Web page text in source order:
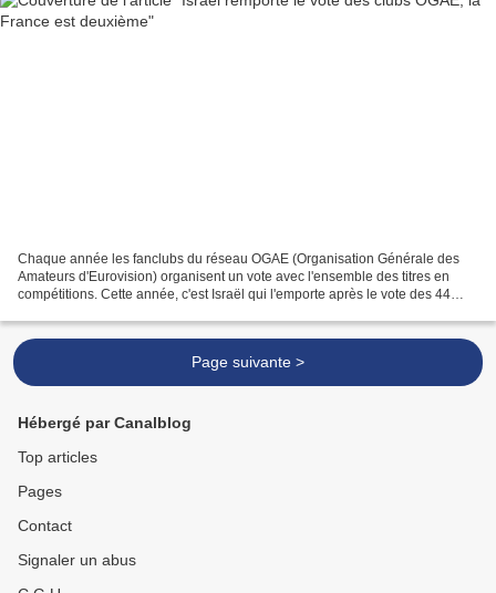
Chaque année les fanclubs du réseau OGAE (Organisation Générale des
Amateurs d'Eurovision) organisent un vote avec l'ensemble des titres en
compétitions. Cette année, c'est Israël qui l'emporte après le vote des 44
Page suivante >
Hébergé par Canalblog
Top articles
Pages
Contact
Signaler un abus